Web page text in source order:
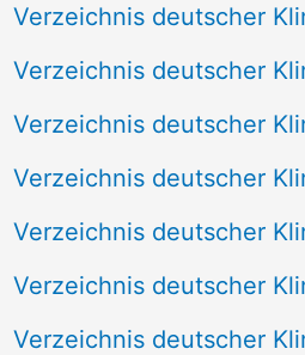
Verzeichnis deutscher
Verzeichnis deutscher
Verzeichnis deutscher
Verzeichnis deutscher
Verzeichnis deutscher
Verzeichnis deutscher
Verzeichnis deutscher